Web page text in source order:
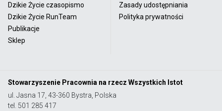
Dzikie Życie czasopismo
Dzikie Życie RunTeam
Publikacje
Sklep
Zasady udostępniania
Polityka prywatności
Stowarzyszenie Pracownia na rzecz Wszystkich Istot
ul. Jasna 17, 43-360 Bystra, Polska
tel. 501 285 417